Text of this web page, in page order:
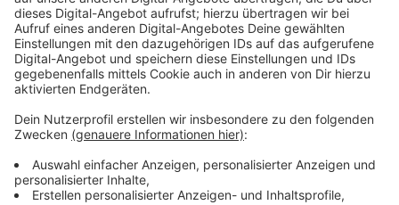
plant die Stadt Bonn, der Rat hat ein neues
Stadtbahnnetz beschlossen. Zwischen Bonn, dem
Rhein-Sieg-Kreis und Köln sollen die wichtigsten
Straßenbahnen im Berufsverkehr im 5-Minuten-Takt
fahren.
Zum Beispiel die Linien 16, 18, die 66 und 67. Läuft
2026 umgesetzt werden, heißt es von der Stadt.
Außerdem steht in dem beschlossenen Konzept, dass